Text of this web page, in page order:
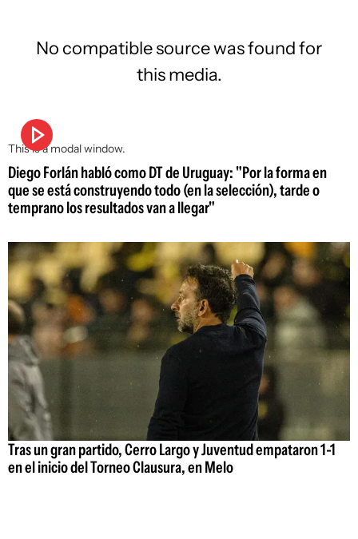
This is a modal window.
No compatible source was found for
this media.
Diego Forlán habló como DT de Uruguay: "Por la forma en
que se está construyendo todo (en la selección), tarde o
temprano los resultados van a llegar"
Tras un gran partido, Cerro Largo y Juventud empataron 1-1
en el inicio del Torneo Clausura, en Melo